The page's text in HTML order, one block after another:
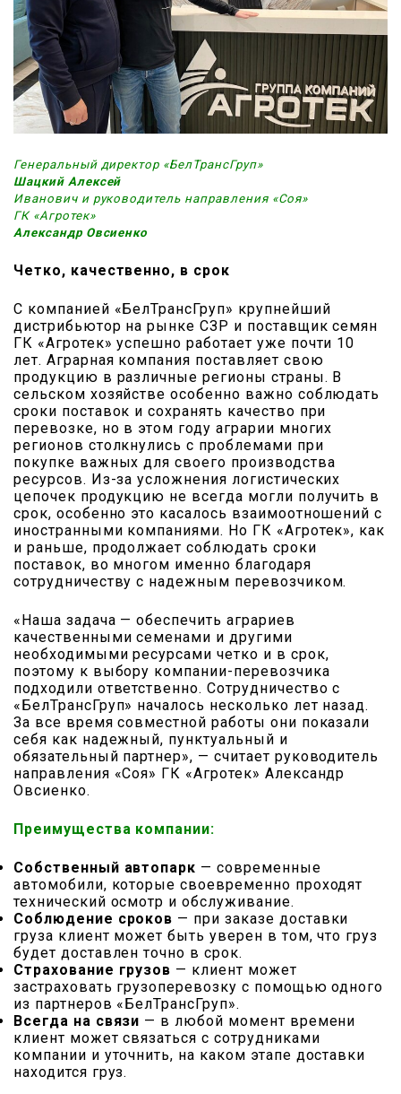
Генеральный директор «БелТрансГруп»
Шацкий Алексей
Иванович и руководитель направления «Соя»
ГК «Агротек»
Александр Овсиенко
Четко, качественно, в срок
С компанией «БелТрансГруп» крупнейший
дистрибьютор на рынке СЗР и поставщик семян
ГК «Агротек» успешно работает уже почти 10
лет. Аграрная компания поставляет свою
продукцию в различные регионы страны. В
сельском хозяйстве особенно важно соблюдать
сроки поставок и сохранять качество при
перевозке, но в этом году аграрии многих
регионов столкнулись с проблемами при
покупке важных для своего производства
ресурсов. Из-за усложнения логистических
цепочек продукцию не всегда могли получить в
срок, особенно это касалось взаимоотношений с
иностранными компаниями. Но ГК «Агротек», как
и раньше, продолжает соблюдать сроки
поставок, во многом именно благодаря
сотрудничеству с надежным перевозчиком.
«Наша задача — обеспечить аграриев
качественными семенами и другими
необходимыми ресурсами четко и в срок,
поэтому к выбору компании-перевозчика
подходили ответственно. Сотрудничество с
«БелТрансГруп» началось несколько лет назад.
За все время совместной работы они показали
себя как надежный, пунктуальный и
обязательный партнер», — считает руководитель
направления «Соя» ГК «Агротек» Александр
Овсиенко.
Преимущества компании:
Собственный автопарк — современные
автомобили, которые своевременно проходят
технический осмотр и обслуживание.
Соблюдение сроков — при заказе доставки
груза клиент может быть уверен в том, что груз
будет доставлен точно в срок.
Страхование грузов — клиент может
застраховать грузоперевозку с помощью одного
из партнеров «БелТрансГруп».
Всегда на связи — в любой момент времени
клиент может связаться с сотрудниками
компании и уточнить, на каком этапе доставки
находится груз.